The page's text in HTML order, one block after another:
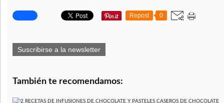
Repost 0
Suscribirse a la newsletter
También te recomendamos: